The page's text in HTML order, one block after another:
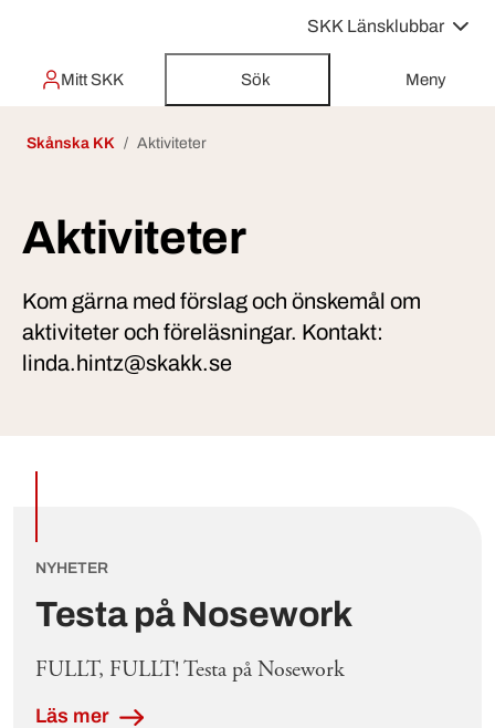
SKK Länsklubbar
Mitt SKK Sök Meny
Skånska KK Aktiviteter
Aktiviteter
Kom gärna med förslag och önskemål om
aktiviteter och föreläsningar. Kontakt:
linda.hintz@skakk.se
Testa på Nosework
NYHETER
FULLT, FULLT! Testa på Nosework
Läs mer